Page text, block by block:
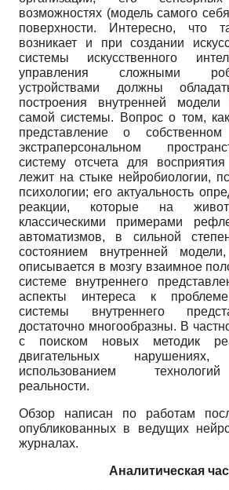
возможностях (модель самого
поверхности. Интересно, что
возникает и при создании
системы искусственного
управления сложными
устройствами должны
построения внутренней
самой системы. Вопрос о том,
представление о
экстраперсональном
систему отсчета для
лежит на стыке нейробиологии,
психологии; его актуальность
реакции, которые на
классическими примерами
автоматизмов, в сильной
состоянием внутренней
описывается в мозгу взаимное
системе внутреннего
аспекты интереса к
системы внутреннего
достаточно многообразны. В
с поиском новых методик
двигательных
использованием
реальности.
Обзор написан по работам
опубликованных в ведущих
журналах.
Аналитическая